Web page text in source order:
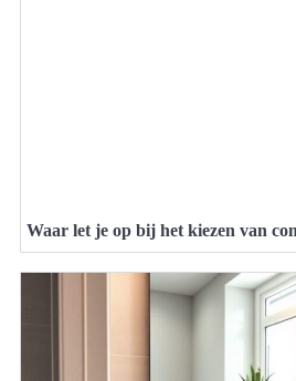
Waar let je op bij het kiezen van